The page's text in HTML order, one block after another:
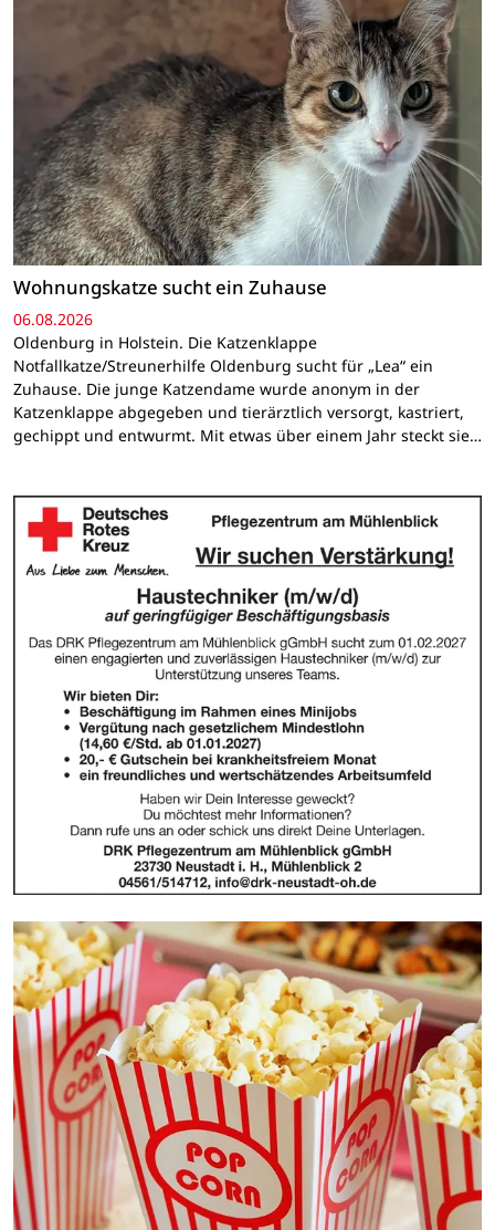
Wohnungskatze sucht ein Zuhause
06.08.2026
Oldenburg in Holstein. Die Katzenklappe
Notfallkatze/Streunerhilfe Oldenburg sucht für „Lea“ ein
Zuhause. Die junge Katzendame wurde anonym in der
Katzenklappe abgegeben und tierärztlich versorgt, kastriert,
gechippt und entwurmt. Mit etwas über einem Jahr steckt sie…